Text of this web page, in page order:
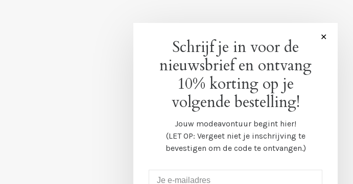
✕
Schrijf je in voor de
nieuwsbrief en ontvang
10% korting op je
volgende bestelling!
Jouw modeavontuur begint hier!
(LET OP: Vergeet niet je inschrijving te
bevestigen om de code te ontvangen.)